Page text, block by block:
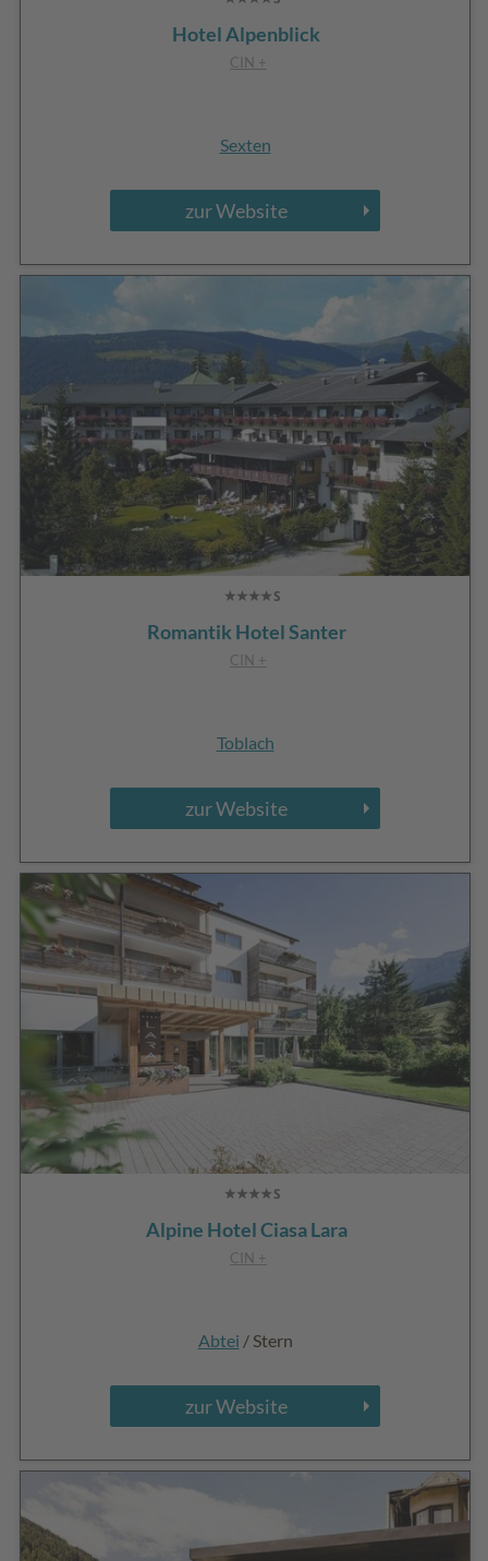
Hotel Alpenblick
CIN +
Sexten
zur Website
Romantik Hotel Santer
CIN +
Toblach
zur Website
Alpine Hotel Ciasa Lara
CIN +
Abtei / Stern
zur Website